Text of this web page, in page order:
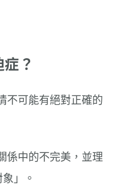
？
不可能有絕對正確的
係中的不完美，並理
」。